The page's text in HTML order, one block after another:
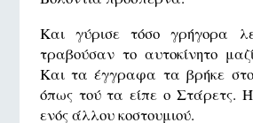
Και γύρισε τόσο γρήγορα
τραβούσαν το αυτοκίνητο
Και τα έγγραφα τα βρήκε στο
όπως τού τα είπε ο Στάρετς.
ενός άλλου κοστουμιού.